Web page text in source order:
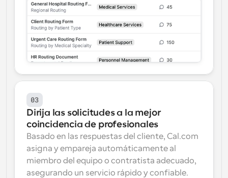
03
Dirija las solicitudes a la mejor
coincidencia de profesionales
Basado en las respuestas del cliente, Cal.com
asigna y empareja automáticamente al
miembro del equipo o contratista adecuado,
asegurando un servicio rápido y confiable.